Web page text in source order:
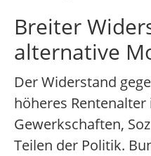
Breiter
alternative
Der Widerstand
höheres
Gewerkschaften,
Teilen der Politik.